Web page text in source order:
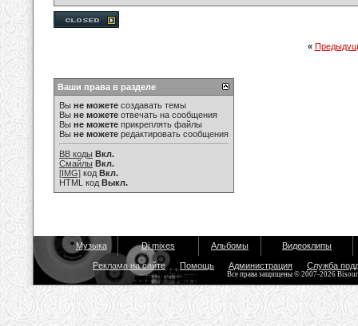
«
Ваши права в разделе
Вы не можете создавать темы
Вы не можете отвечать на сообщения
Вы не можете прикреплять файлы
Вы не можете редактировать сообщения
BB коды Вкл.
Смайлы Вкл.
[IMG] код Вкл.
HTML код Выкл.
Музыка Dj mixes Альбомы Видеоклипы
Реклама на сайте Помощь Администрация Служба
Все права защищены © 2007-2026